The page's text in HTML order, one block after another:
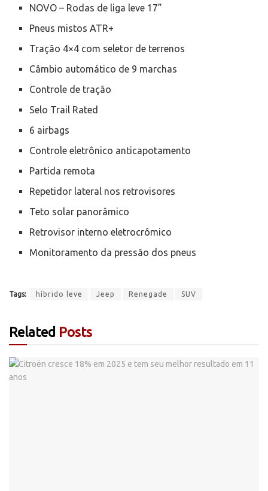
NOVO – Rodas de liga leve 17”
Pneus mistos ATR+
Tração 4×4 com seletor de terrenos
Câmbio automático de 9 marchas
Controle de tração
Selo Trail Rated
6 airbags
Controle eletrônico anticapotamento
Partida remota
Repetidor lateral nos retrovisores
Teto solar panorâmico
Retrovisor interno eletrocrômico
Monitoramento da pressão dos pneus
Tags: híbrido leve Jeep Renegade SUV
Related Posts